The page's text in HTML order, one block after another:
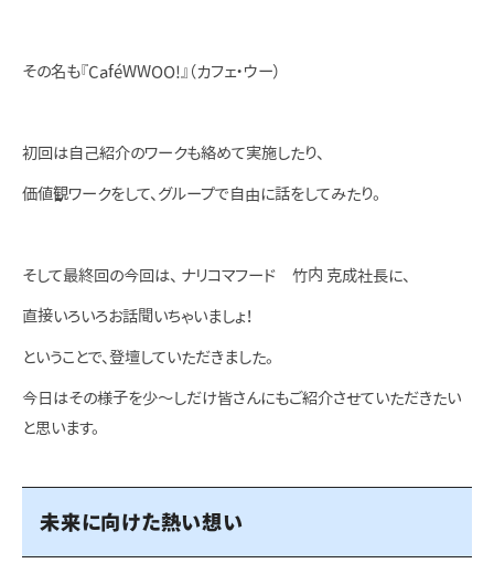
その名も『CaféWWOO!』（カフェ・ウー）
初回は自己紹介のワークも絡めて実施したり、
価値観ワークをして、グループで自由に話をしてみたり。
そして最終回の今回は、 ナリコマフード 竹内 克成社長に、
直接いろいろお話聞いちゃいましょ！
ということで、登壇していただきました。
今日はその様子を少～しだけ皆さんにもご紹介させていただきたい
と思います。
未来に向けた熱い想い